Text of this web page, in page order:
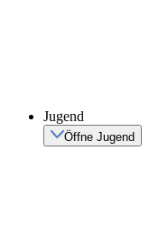
Jugend
Öffne Jugend